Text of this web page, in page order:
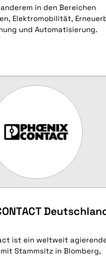
in den Bereichen
Elektromobilität,
und Automatisierung.
ist ein weltweit
Stammsitz in Blomberg,